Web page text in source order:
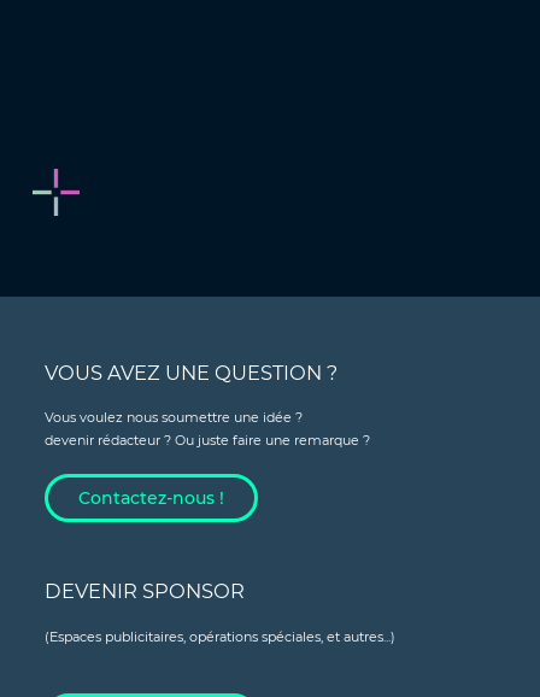
VOUS AVEZ UNE QUESTION ?
Vous voulez nous soumettre une idée ?
devenir rédacteur ? Ou juste faire une remarque ?
Contactez-nous !
DEVENIR SPONSOR
(Espaces publicitaires, opérations spéciales, et autres...)